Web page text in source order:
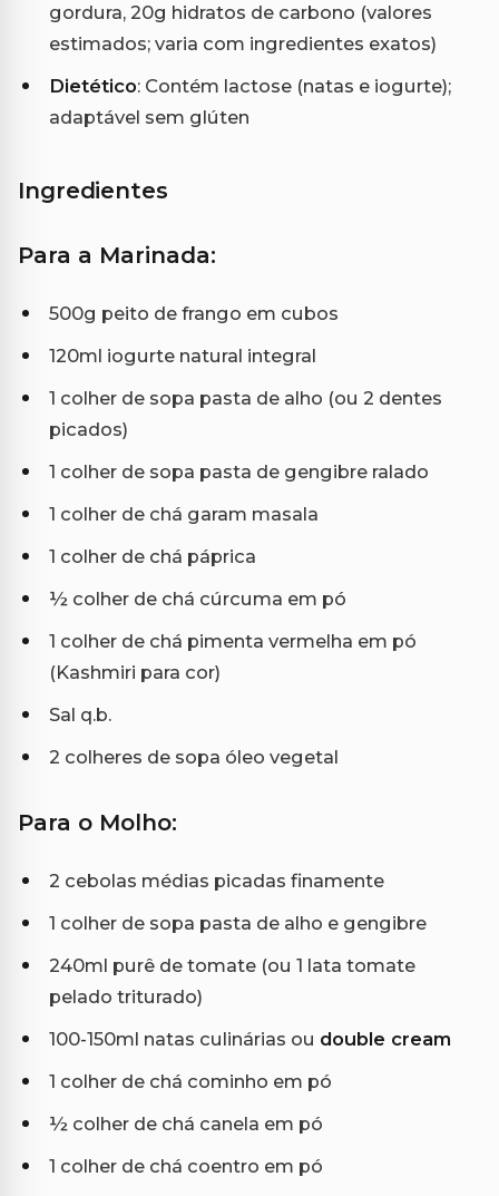
gordura, 20g hidratos de carbono (valores
estimados; varia com ingredientes exatos)
Dietético: Contém lactose (natas e iogurte);
adaptável sem glúten
Ingredientes
Para a Marinada:
500g peito de frango em cubos
120ml iogurte natural integral
1 colher de sopa pasta de alho (ou 2 dentes
picados)
1 colher de sopa pasta de gengibre ralado
1 colher de chá garam masala
1 colher de chá páprica
½ colher de chá cúrcuma em pó
1 colher de chá pimenta vermelha em pó
(Kashmiri para cor)
Sal q.b.
2 colheres de sopa óleo vegetal
Para o Molho:
2 cebolas médias picadas finamente
1 colher de sopa pasta de alho e gengibre
240ml purê de tomate (ou 1 lata tomate
pelado triturado)
100-150ml natas culinárias ou double cream
1 colher de chá cominho em pó
½ colher de chá canela em pó
1 colher de chá coentro em pó